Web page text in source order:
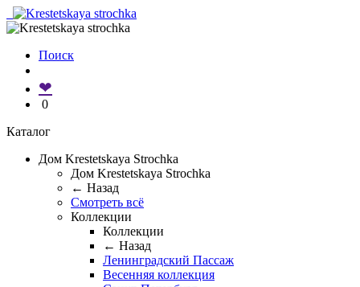
Поиск
❤
0
Каталог
Дом Krestetskaya Strochka
Дом Krestetskaya Strochka
← Назад
Смотреть всё
Коллекции
Коллекции
← Назад
Ленинградский Пассаж
Весенняя коллекция